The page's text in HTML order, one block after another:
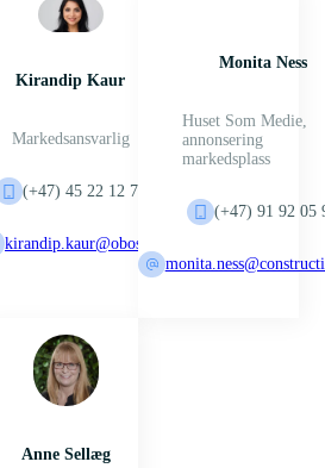
Kirandip Kaur
Markedsansvarlig
(+47) 45 22 12 73
kirandip.kaur@obos.no
Monita Ness
Huset Som Medie,
annonsering
markedsplass
(+47) 91 92 05
Anne Sellæg